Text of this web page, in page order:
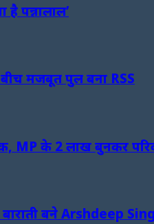
पन्नालाल’
मजबूत पुल बना RSS
MP के 2 लाख बुनकर
बाराती बने Arshdeep